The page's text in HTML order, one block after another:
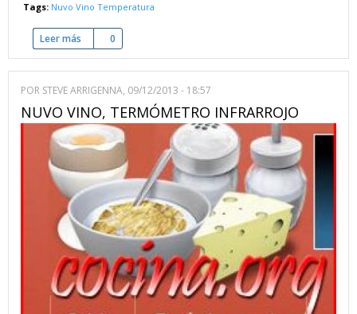
Tags: Nuvo Vino Temperatura
Leer más sobre Wine Spectator utiliza el Nuvo Vino para asegurar
0
POR STEVE ARRIGENNA, 09/12/2013 - 18:57
NUVO VINO, TERMÓMETRO INFRARROJO